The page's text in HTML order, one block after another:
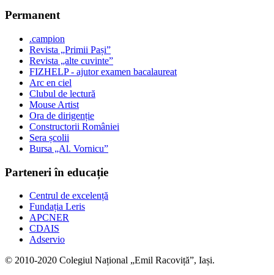
Permanent
.campion
Revista „Primii Pași”
Revista „alte cuvinte”
FIZHELP - ajutor examen bacalaureat
Arc en ciel
Clubul de lectură
Mouse Artist
Ora de dirigenție
Constructorii României
Sera școlii
Bursa „Al. Vornicu”
Parteneri în educație
Centrul de excelență
Fundația Leris
APCNER
CDAIS
Adservio
© 2010-2020 Colegiul Național „Emil Racoviță”, Iași.